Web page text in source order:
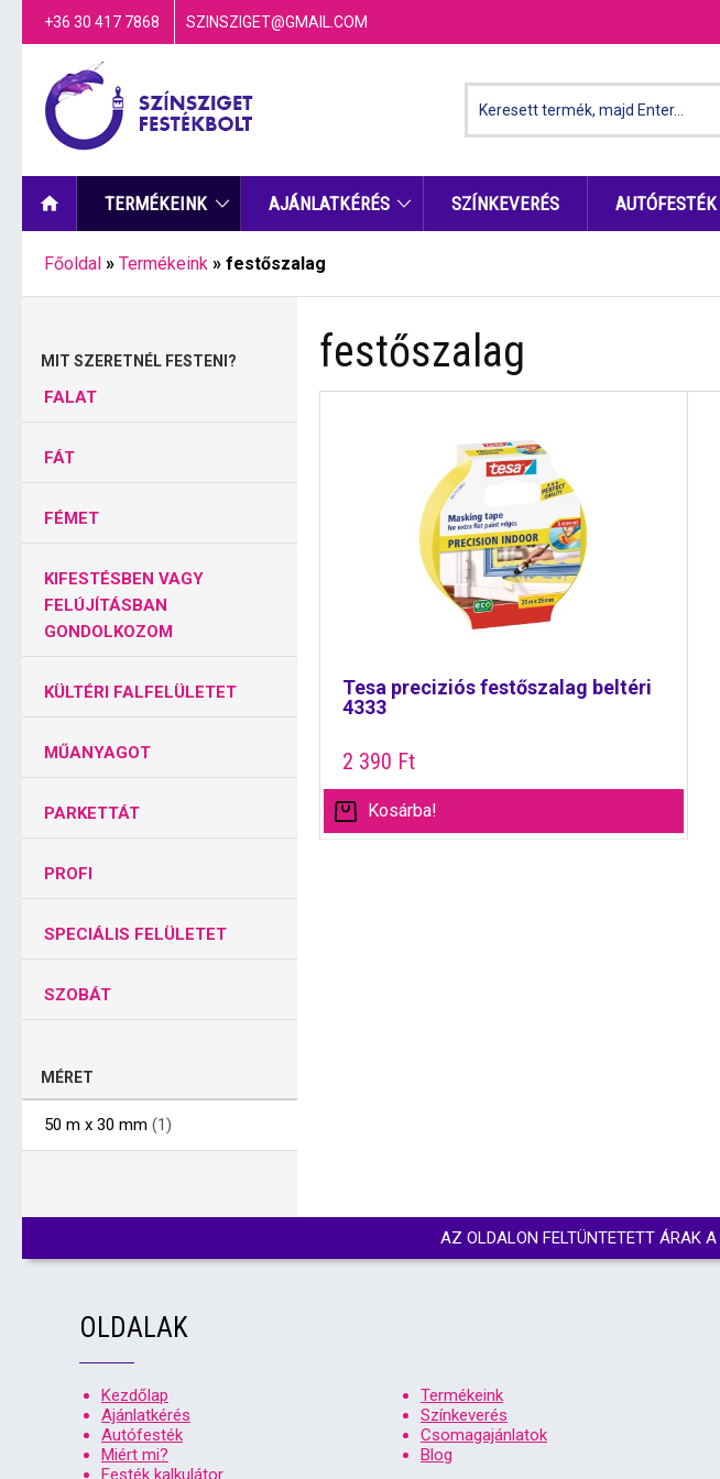
+36 30 417 7868 SZINSZIGET@GMAIL.COM
TERMÉKEINK AJÁNLATKÉRÉS SZÍNKEVERÉS AUTÓFESTÉK
Főoldal » Termékeink » festőszalag
MIT SZERETNÉL FESTENI?
FALAT
FÁT
FÉMET
KIFESTÉSBEN VAGY
FELÚJÍTÁSBAN
GONDOLKOZOM
KÜLTÉRI FALFELÜLETET
MŰANYAGOT
PARKETTÁT
PROFI
SPECIÁLIS FELÜLETET
SZOBÁT
MÉRET
50 m x 30 mm (1)
festőszalag
Tesa preciziós festőszalag beltéri
4333
2 390 Ft
Kosárba!
AZ OLDALON FELTÜNTETETT ÁRAK
OLDALAK
Kezdőlap
Termékeink
Ajánlatkérés
Színkeverés
Autófesték
Csomagajánlatok
Miért mi?
Blog
Festék kalkulátor